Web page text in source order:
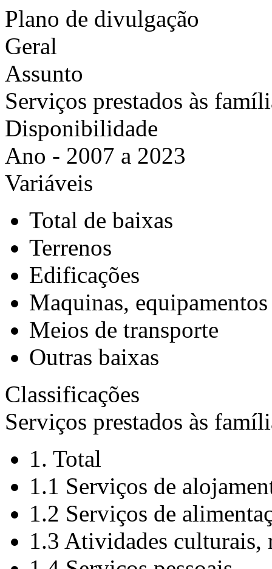
Plano de divulgação
Geral
Assunto
Serviços prestados às
Disponibilidade
Ano - 2007 a 2023
Variáveis
Total de baixas
Terrenos
Edificações
Maquinas,
Meios de transporte
Outras baixas
Classificações
Serviços prestados às
1. Total
1.1 Serviços de
1.2 Serviços de
1.3 Atividades culturais,